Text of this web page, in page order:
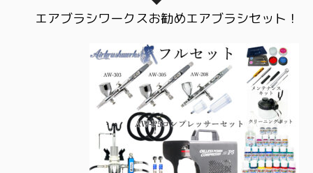
エアブラシワークスお勧めエアブラシセット！